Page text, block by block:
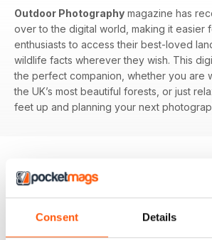
Consent Details
Outdoor Photography magazine has
over to the digital world, making it easier
enthusiasts to access their best-loved
wildlife facts wherever they wish. This
the perfect companion, whether you are
the UK’s most beautiful forests, or just
feet up and planning your next
EDIZIONI INDIETRO